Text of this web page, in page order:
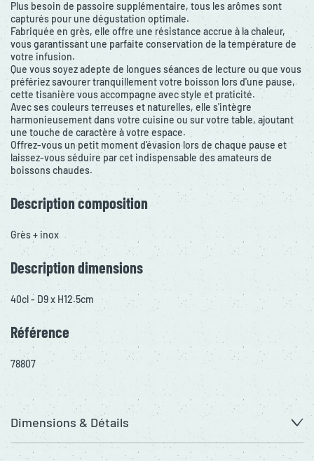
Plus besoin de passoire supplémentaire, tous les arômes sont
capturés pour une dégustation optimale.
Fabriquée en grès, elle offre une résistance accrue à la chaleur,
vous garantissant une parfaite conservation de la température de
votre infusion.
Que vous soyez adepte de longues séances de lecture ou que vous
préfériez savourer tranquillement votre boisson lors d'une pause,
cette tisanière vous accompagne avec style et praticité.
Avec ses couleurs terreuses et naturelles, elle s'intègre
harmonieusement dans votre cuisine ou sur votre table, ajoutant
une touche de caractère à votre espace.
Offrez-vous un petit moment d'évasion lors de chaque pause et
laissez-vous séduire par cet indispensable des amateurs de
boissons chaudes.
Description composition
Grès + inox
Description dimensions
40cl - D9 x H12.5cm
Référence
78807
Dimensions & Détails